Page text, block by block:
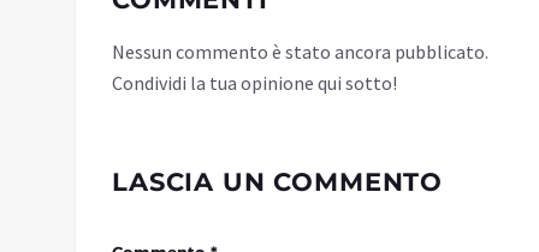
Nessun commento è stato ancora pubblicato.
Condividi la tua opinione qui sotto!
LASCIA UN COMMENTO